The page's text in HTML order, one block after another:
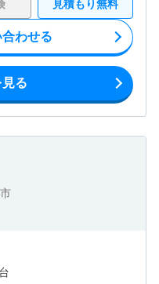
見積もり無料
わせる
る